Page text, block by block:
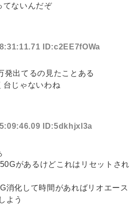
てないんだぞ
ID:c2EE7fOWa
発出てるの見たことある
台じゃないわね
ID:5dkhjxl3a
があるけどこれはリセットされ
消化して時間があればリオエース
よう